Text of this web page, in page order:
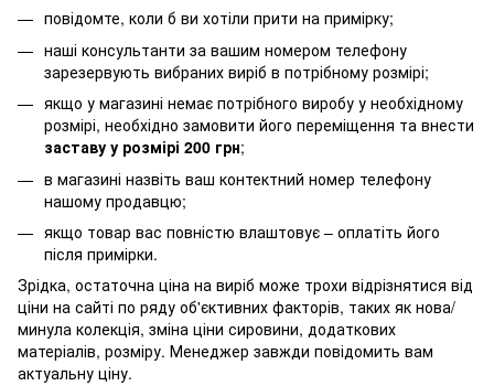
повідомте, коли б ви хотіли прити на примірку;
наші консультанти за вашим номером телефону
зарезервують вибраних виріб в потрібному розмірі;
якщо у магазині немає потрібного виробу у необхідному
розмірі, необхідно замовити його переміщення та внести
заставу у розмірі 200 грн;
в магазині назвіть ваш контектний номер телефону
нашому продавцю;
якщо товар вас повністю влаштовує – оплатіть його
після примірки.
Зрідка, остаточна ціна на виріб може трохи відрізнятися від
ціни на сайті по ряду об'єктивних факторів, таких як нова/
минула колекція, зміна ціни сировини, додаткових
матеріалів, розміру. Менеджер завжди повідомить вам
актуальну ціну.